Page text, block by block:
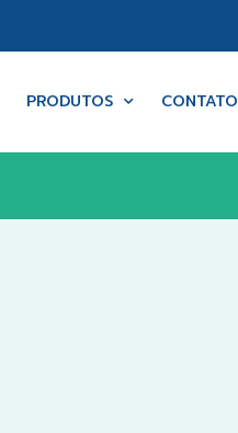
PRODUTOS CONTATO